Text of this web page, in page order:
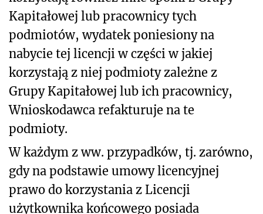
Kapitałowej lub pracownicy tych
podmiotów, wydatek poniesiony na
nabycie tej licencji w części w jakiej
korzystają z niej podmioty zależne z
Grupy Kapitałowej lub ich pracownicy,
Wnioskodawca refakturuje na te
podmioty.
W każdym z ww. przypadków, tj. zarówno,
gdy na podstawie umowy licencyjnej
prawo do korzystania z Licencji
użytkownika końcowego posiada